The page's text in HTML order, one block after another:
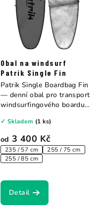
Obal na windsurf
Patrik Single Fin
od 3 400 Kč
235 / 57 cm
255 / 75 cm
255 / 85 cm
✓ Skladem (1 ks)
Detail
Patrik Single Boardbag Fin
— denní obal pro transport
windsurfingového boardu